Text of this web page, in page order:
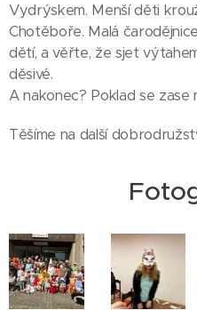
Vydrýskem. Menší děti
Chotěboře. Malá
dětí, a věřte, že sjet
děsivé.
A nakonec? Poklad se zase
Těšíme na další